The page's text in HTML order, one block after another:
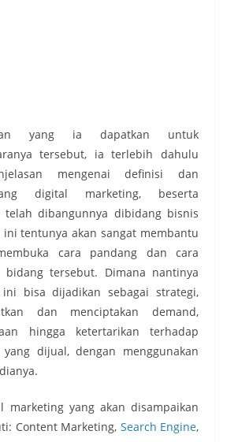
yang ia dapatkan untuk
tersebut, ia terlebih dahulu
mengenai definisi dan
digital marketing, beserta
telah dibangunnya dibidang bisnis
ini tentunya akan sangat membantu
cara pandang dan cara
bidang tersebut. Dimana nantinya
bisa dijadikan sebagai strategi,
dan menciptakan demand,
hingga ketertarikan terhadap
dijual, dengan menggunakan
marketing yang akan disampaikan
Content Marketing, Search Engine,